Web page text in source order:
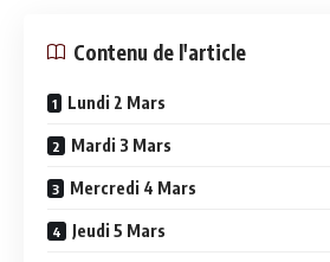
Contenu de l'article
Lundi 2 Mars
Mardi 3 Mars
Mercredi 4 Mars
Jeudi 5 Mars